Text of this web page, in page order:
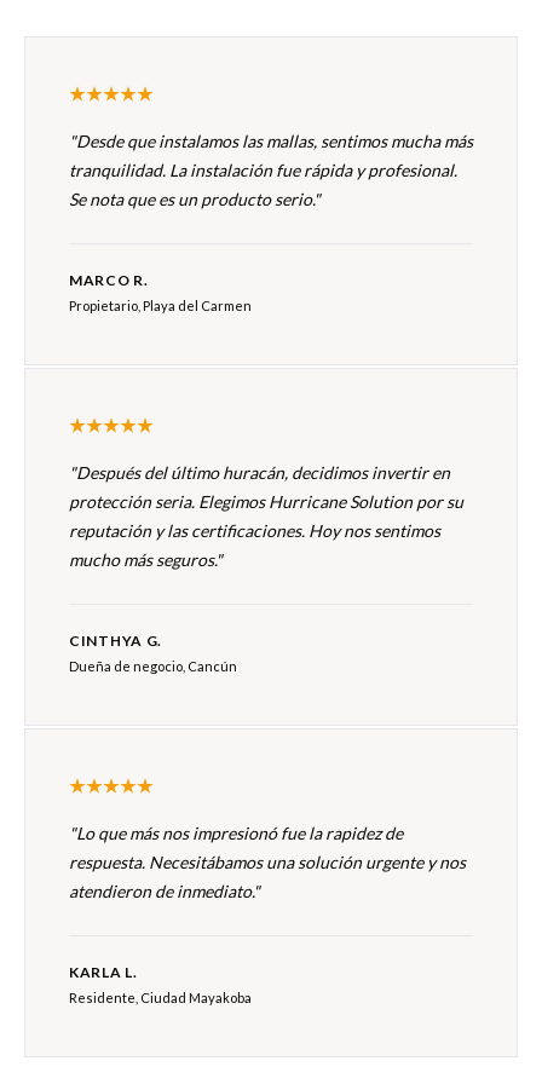
"Desde que instalamos las mallas, sentimos mucha más
tranquilidad. La instalación fue rápida y profesional.
Se nota que es un producto serio."
MARCO R.
Propietario, Playa del Carmen
"Después del último huracán, decidimos invertir en
protección seria. Elegimos Hurricane Solution por su
reputación y las certificaciones. Hoy nos sentimos
mucho más seguros."
CINTHYA G.
Dueña de negocio, Cancún
"Lo que más nos impresionó fue la rapidez de
respuesta. Necesitábamos una solución urgente y nos
atendieron de inmediato."
KARLA L.
Residente, Ciudad Mayakoba